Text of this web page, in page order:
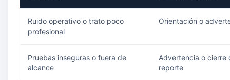
Ruido operativo o trato poco
profesional
Orientación o
Pruebas inseguras o fuera de
alcance
Advertencia o cierre
reporte